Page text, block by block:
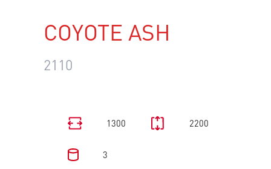
COYOTE ASH
2110
1300 2200
3